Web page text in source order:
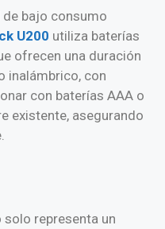
bajo consumo
U200 utiliza baterías
ofrecen una duración
inalámbrico, con
con baterías AAA o
existente, asegurando
solo representa un